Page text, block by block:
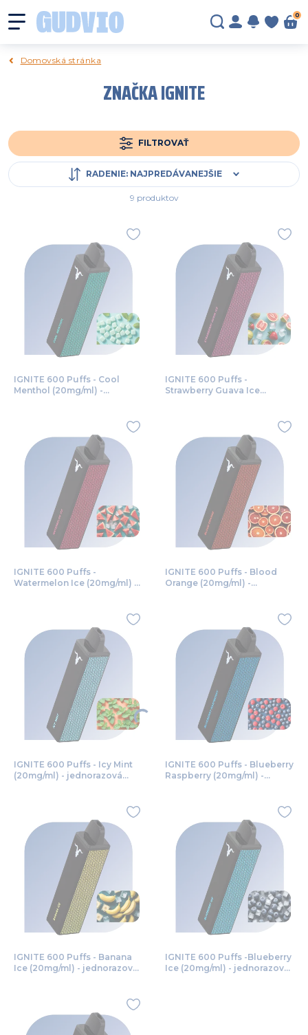
0
Domovská stránka
ZNAČKA IGNITE
FILTROVAŤ
RADENIE: NAJPREDÁVANEJŠIE
9 produktov
IGNITE 600 Puffs - Cool
Menthol (20mg/ml) -
IGNITE 600 Puffs -
Strawberry Guava Ice
IGNITE 600 Puffs -
Watermelon Ice (20mg/ml) -
IGNITE 600 Puffs - Blood
Orange (20mg/ml) -
IGNITE 600 Puffs - Icy Mint
(20mg/ml) - jednorazová
IGNITE 600 Puffs - Blueberry
Raspberry (20mg/ml) -
IGNITE 600 Puffs - Banana
Ice (20mg/ml) - jednorazová
IGNITE 600 Puffs -Blueberry
Ice (20mg/ml) - jednorazová